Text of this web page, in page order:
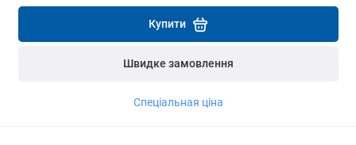
Купити
Швидке замовлення
Спеціальная ціна